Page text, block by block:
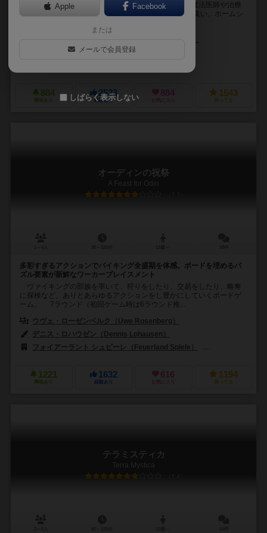
年に一度、クアドリンブルクでは、この界隈で有名な魔法医師や治療
師たちが一堂に会し、癒しの技を披露していた。 足が臭い、ホームシ
デニス・ロハウゼン（Dennis Lohausen）
デヴィル（Devir）
884
興味あり
2523
経験あり お気に入り
1543
持ってる
オーディンの祝祭
A Feast for Odin
7.7
多彩すぎるアクションでバイキング全盛期を体感。ボードを埋めるパ
ズル要素が新鮮なワーカープレイスメント
ヴァイキングの部族を率いて、狩りをしたり、交易をしたり、略奪
に探検など、ありとあらゆるアクションをし豊かにしていくボードゲ
ーム。 7ラウンド（初回ゲーム時は6ラウンド推...
ウヴェ・ローゼンベルク（Uwe Rosenberg）
デニス・ロハウゼン（Dennis Lohausen）
フォイアーラント シュピーレ（Feuerland Spiele）
1221
興味あり
1632
経験あり
616
お気に入り
1194
持ってる
テラミスティカ
Terra Mystica
7.4
Apple Facebook
または
メールで会員登録
しばらく表示しない